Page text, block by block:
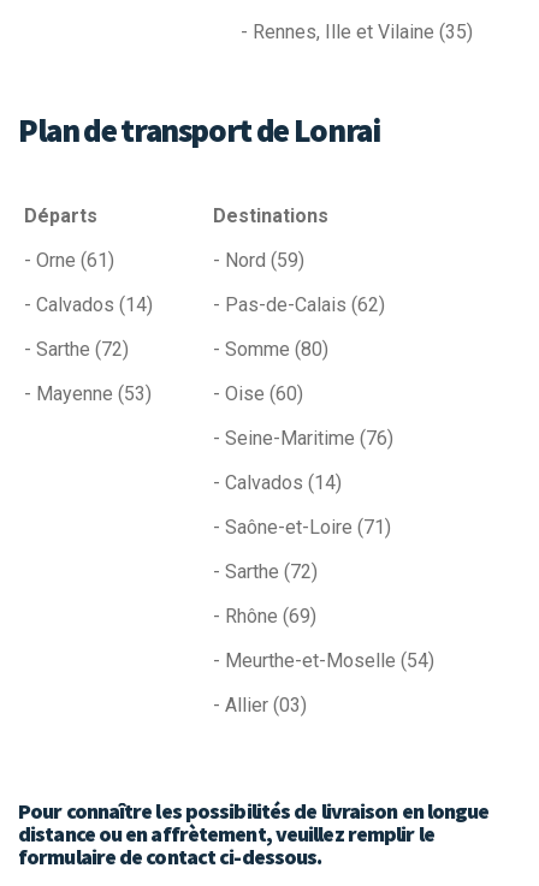
- Rennes, Ille et Vilaine (35)
Plan de transport de Lonrai
Départs
Destinations
- Orne (61)
- Nord (59)
- Calvados (14)
- Pas-de-Calais (62)
- Sarthe (72)
- Somme (80)
- Mayenne (53)
- Oise (60)
- Seine-Maritime (76)
- Calvados (14)
- Saône-et-Loire (71)
- Sarthe (72)
- Rhône (69)
- Meurthe-et-Moselle (54)
- Allier (03)
Pour connaître les possibilités de livraison en longue
distance ou en affrètement, veuillez remplir le
formulaire de contact ci-dessous.